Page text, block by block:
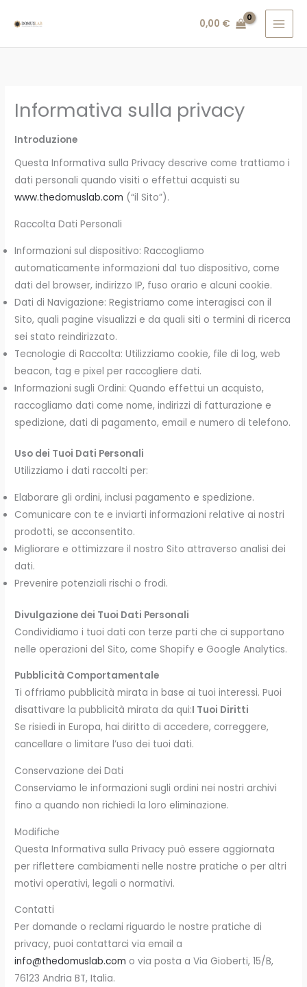
0,00 €
Informativa sulla privacy
Introduzione
Questa Informativa sulla Privacy descrive come trattiamo i
dati personali quando visiti o effettui acquisti su
www.thedomuslab.com (“il Sito”).
Raccolta Dati Personali
Informazioni sul dispositivo: Raccogliamo
automaticamente informazioni dal tuo dispositivo, come
dati del browser, indirizzo IP, fuso orario e alcuni cookie.
Dati di Navigazione: Registriamo come interagisci con il
Sito, quali pagine visualizzi e da quali siti o termini di ricerca
sei stato reindirizzato.
Tecnologie di Raccolta: Utilizziamo cookie, file di log, web
beacon, tag e pixel per raccogliere dati.
Informazioni sugli Ordini: Quando effettui un acquisto,
raccogliamo dati come nome, indirizzi di fatturazione e
spedizione, dati di pagamento, email e numero di telefono.
Uso dei Tuoi Dati Personali
Utilizziamo i dati raccolti per:
Elaborare gli ordini, inclusi pagamento e spedizione.
Comunicare con te e inviarti informazioni relative ai nostri
prodotti, se acconsentito.
Migliorare e ottimizzare il nostro Sito attraverso analisi dei
dati.
Prevenire potenziali rischi o frodi.
Divulgazione dei Tuoi Dati Personali
Condividiamo i tuoi dati con terze parti che ci supportano
nelle operazioni del Sito, come Shopify e Google Analytics.
Pubblicità Comportamentale
Ti offriamo pubblicità mirata in base ai tuoi interessi. Puoi
disattivare la pubblicità mirata da qui:I Tuoi Diritti
Se risiedi in Europa, hai diritto di accedere, correggere,
cancellare o limitare l’uso dei tuoi dati.
Conservazione dei Dati
Conserviamo le informazioni sugli ordini nei nostri archivi
fino a quando non richiedi la loro eliminazione.
Modifiche
Questa Informativa sulla Privacy può essere aggiornata
per riflettere cambiamenti nelle nostre pratiche o per altri
motivi operativi, legali o normativi.
Contatti
Per domande o reclami riguardo le nostre pratiche di
privacy, puoi contattarci via email a
info@thedomuslab.com o via posta a Via Gioberti, 15/B,
76123 Andria BT, Italia.